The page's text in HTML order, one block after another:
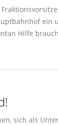
Hilfe
sich als